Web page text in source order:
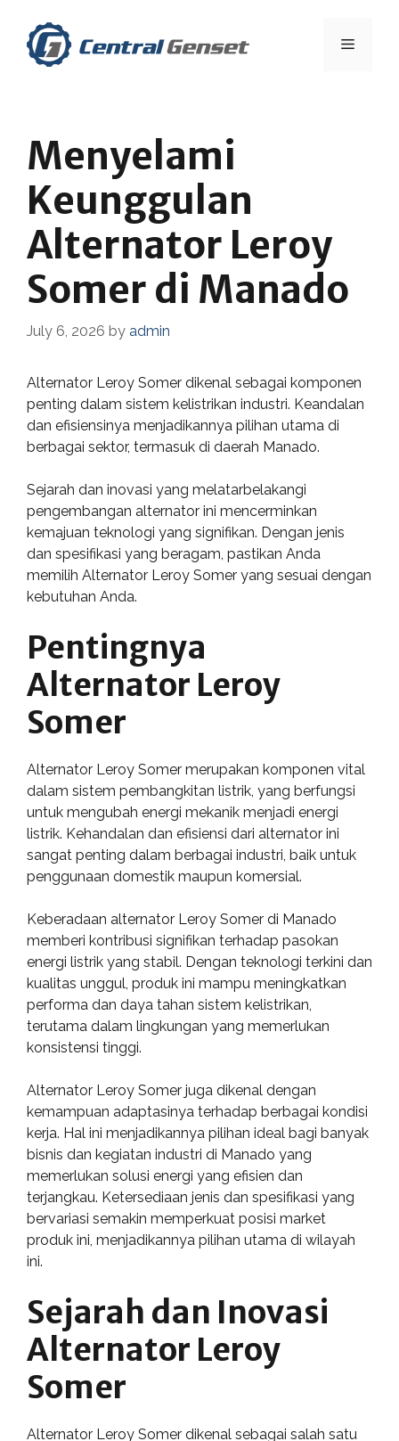
content
Menu
Menyelami
Keunggulan
Alternator Leroy
Somer di Manado
July 6, 2026 by admin
Alternator Leroy Somer dikenal sebagai komponen
penting dalam sistem kelistrikan industri. Keandalan
dan efisiensinya menjadikannya pilihan utama di
berbagai sektor, termasuk di daerah Manado.
Sejarah dan inovasi yang melatarbelakangi
pengembangan alternator ini mencerminkan
kemajuan teknologi yang signifikan. Dengan jenis
dan spesifikasi yang beragam, pastikan Anda
memilih Alternator Leroy Somer yang sesuai dengan
kebutuhan Anda.
Pentingnya
Alternator Leroy
Somer
Alternator Leroy Somer merupakan komponen vital
dalam sistem pembangkitan listrik, yang berfungsi
untuk mengubah energi mekanik menjadi energi
listrik. Kehandalan dan efisiensi dari alternator ini
sangat penting dalam berbagai industri, baik untuk
penggunaan domestik maupun komersial.
Keberadaan alternator Leroy Somer di Manado
memberi kontribusi signifikan terhadap pasokan
energi listrik yang stabil. Dengan teknologi terkini dan
kualitas unggul, produk ini mampu meningkatkan
performa dan daya tahan sistem kelistrikan,
terutama dalam lingkungan yang memerlukan
konsistensi tinggi.
Alternator Leroy Somer juga dikenal dengan
kemampuan adaptasinya terhadap berbagai kondisi
kerja. Hal ini menjadikannya pilihan ideal bagi banyak
bisnis dan kegiatan industri di Manado yang
memerlukan solusi energi yang efisien dan
terjangkau. Ketersediaan jenis dan spesifikasi yang
bervariasi semakin memperkuat posisi market
produk ini, menjadikannya pilihan utama di wilayah
ini.
Sejarah dan Inovasi
Alternator Leroy
Somer
Alternator Leroy Somer dikenal sebagai salah satu